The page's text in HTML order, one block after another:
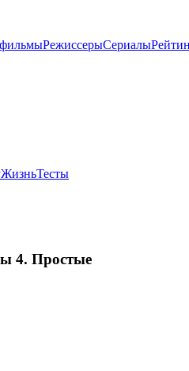
РежиссерыСериалы
ЖизньТесты
4. Простые